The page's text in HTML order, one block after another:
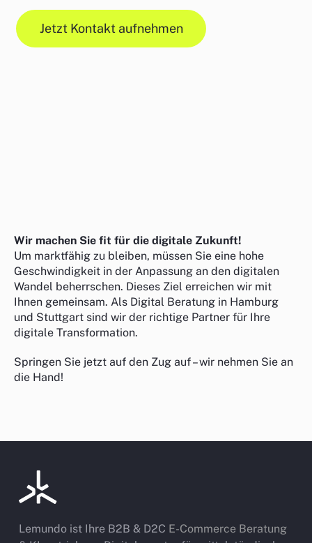
Jetzt Kontakt aufnehmen
Wir machen Sie fit für die digitale Zukunft!
Um marktfähig zu bleiben, müssen Sie eine hohe
Geschwindigkeit in der Anpassung an den digitalen
Wandel beherrschen. Dieses Ziel erreichen wir mit
Ihnen gemeinsam. Als Digital Beratung in Hamburg
und Stuttgart sind wir der richtige Partner für Ihre
digitale Transformation.
Springen Sie jetzt auf den Zug auf – wir nehmen Sie an
die Hand!
Lemundo ist Ihre B2B & D2C E-Commerce Beratung